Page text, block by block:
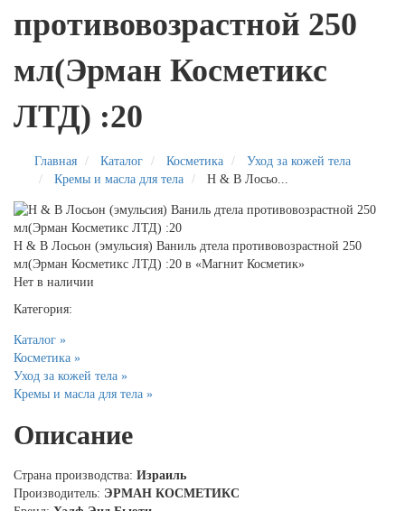
противовозрастной 250
мл(Эрман Косметикс
ЛТД) :20
Главная Каталог Косметика
Уход за кожей тела
Кремы и масла для тела
H & B Лосьо...
H & B Лосьон (эмульсия) Ваниль дтела противовозрастной 250
мл(Эрман Косметикс ЛТД) :20 в «Магнит Косметик»
Нет в наличии
Категория:
Каталог »
Косметика »
Уход за кожей тела »
Кремы и масла для тела »
Описание
Страна производства: Израиль
Производитель: ЭРМАН КОСМЕТИКС